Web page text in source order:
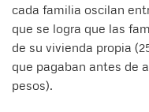
cada familia oscilan
que se logra que las
de su vivienda propia
que pagaban antes de
pesos).